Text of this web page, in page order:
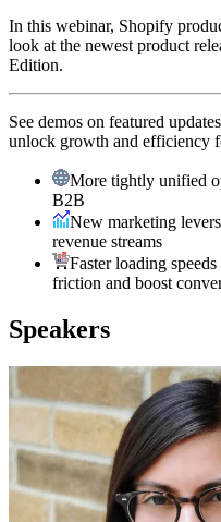
In this webinar, Shopify
look at the newest product
Edition.
See demos on featured
unlock growth and efficiency
More tightly unified
B2B
New marketing
revenue streams
Faster loading
friction and boost
Speakers